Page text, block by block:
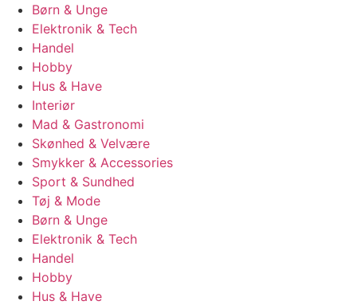
Børn & Unge
Elektronik & Tech
Handel
Hobby
Hus & Have
Interiør
Mad & Gastronomi
Skønhed & Velvære
Smykker & Accessories
Sport & Sundhed
Tøj & Mode
Børn & Unge
Elektronik & Tech
Handel
Hobby
Hus & Have